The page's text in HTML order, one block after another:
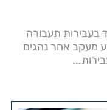
בעבירות תעבורה
מעקב אחר נהגים